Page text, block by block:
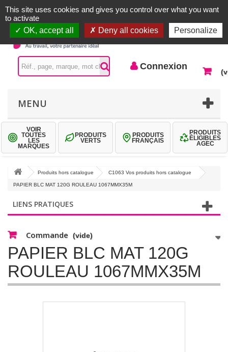
Contactez-nous
Connexion
MENU
VOIR
TOUTES
LES
MARQUES
PRODUITS
VERTS
PRODUITS
FRANÇAIS
PRODUITS
ÉLIGIBLES
AGEC
Produits hors catalogue C1063 Vos produits hors catalogue
PAPIER BLC MAT 120G ROULEAU 1067MMX35M
LIENS PRATIQUES
Commande (vide)
PAPIER BLC MAT 120G
ROULEAU 1067MMX35M
This site uses cookies and gives you control over what you want
to activate
OK, accept all
Deny all cookies Personalize